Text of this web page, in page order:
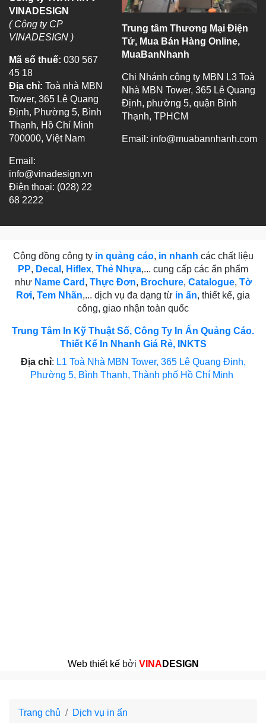
VINADESIGN
( Công ty CP
VINADESIGN )
Mã số thuế: 030 567
45 18
Địa chỉ: Toà nhà MBN
Tower, 365 Lê Quang
Định, Phường 5, Bình
Thạnh, Hồ Chí Minh
700000, Việt Nam
Email:
info@vinadesign.vn
Điện thoại: (028) 22
68 2222
Trung tâm Thương Mại Điện
Tử, Mua Bán Hàng Online,
MuaBanNhanh
Chi Nhánh công ty MBN L3 Toà
Nhà MBN Tower, 365 Lê Quang
Định, phường 5, quận Bình
Thạnh, TPHCM
Email: info@muabannhanh.com
Cộng đồng công ty in quảng cáo, in nhanh các chất liệu
PP, Decal , Hiflex, Thẻ Nhựa,... cung cấp các ẩn phẩm
như Name Card , Thực Đơn, Brochure, Catalogue, Tờ
Rơi, Tem Nhãn,... dịch vụ đa dạng từ in ấn, thiết kế, gia
công, giao nhận toàn quốc
Trung Tâm In Kỹ Thuật Số, Công Ty In Ấn Quảng Cáo.
Thiết Kế In Nhanh Giá Rẻ, INKTS
Địa chỉ: L1 Toà Nhà MBN Tower, 365 Lê Quang Định,
Phường 5, Bình Thạnh, Thành phố Hồ Chí Minh
Web thiết kếbởi VINA DESIGN
Trang chủ Dịch vụ in ấn